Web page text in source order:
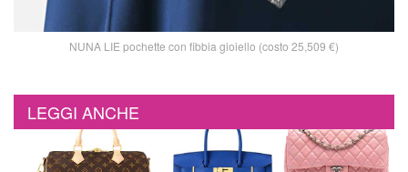
NUNA LIE pochette con fibbia gioiello (costo 25,509 €)
LEGGI ANCHE